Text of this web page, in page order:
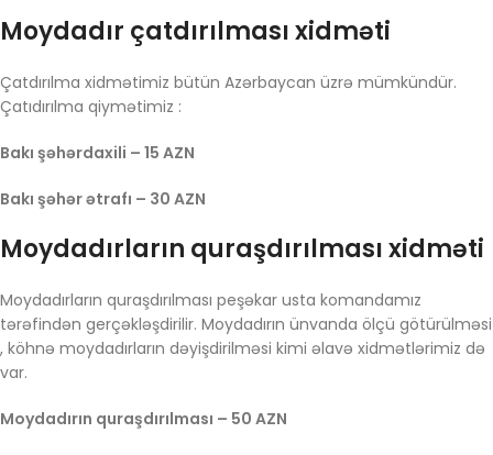
Moydadır çatdırılması xidməti
Çatdırılma xidmətimiz bütün Azərbaycan üzrə mümkündür.
Çatıdırılma qiymətimiz :
Bakı şəhərdaxili – 15 AZN
Bakı şəhər ətrafı – 30 AZN
Moydadırların quraşdırılması xidməti
Moydadırların quraşdırılması peşəkar usta komandamız
tərəfindən gerçəkləşdirilir. Moydadırın ünvanda ölçü götürülməsi
, köhnə moydadırların dəyişdirilməsi kimi əlavə xidmətlərimiz də
var.
Moydadırın quraşdırılması – 50 AZN